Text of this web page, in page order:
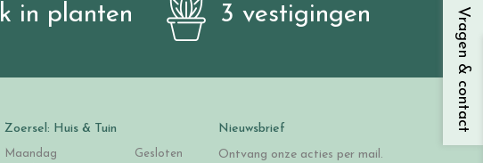
in planten 3 vestigingen
Zoersel: Huis & Tuin
Maandag
Gesloten
Nieuwsbrief
Ontvang onze acties per mail.
Vragen & contact